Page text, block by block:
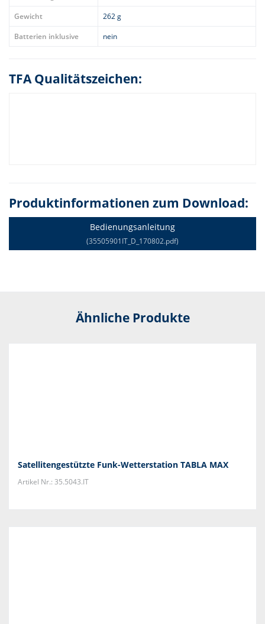
Gewicht
262 g
Batterien inklusive
nein
TFA Qualitätszeichen:
Produktinformationen zum Download:
Bedienungsanleitung
(35505901IT_D_170802.pdf)
Ähnliche Produkte
Satellitengestützte Funk-Wetterstation TABLA MAX
Artikel Nr.: 35.5043.IT